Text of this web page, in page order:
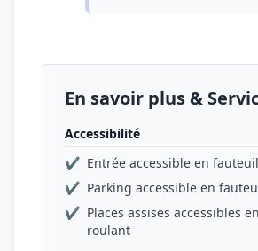
En savoir plus &
Accessibilité
✔ Entrée accessible en
✔ Parking accessible en
✔ Places assises accessibles
roulant